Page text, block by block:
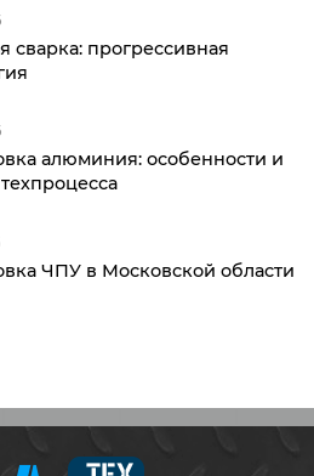
сварка: прогрессивная
алюминия: особенности и
ЧПУ в Московской области